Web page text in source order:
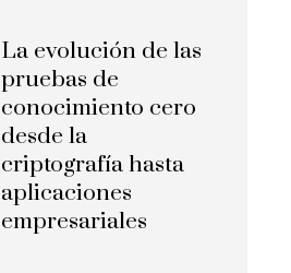
La evolución de las
pruebas de
conocimiento cero
desde la
criptografía hasta
aplicaciones
empresariales